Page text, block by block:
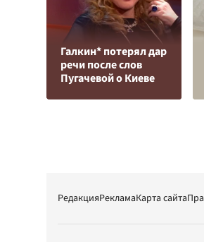
Галкин* потерял дар
речи после слов
Пугачевой о Киеве
РедакцияРекламаКарта сайта